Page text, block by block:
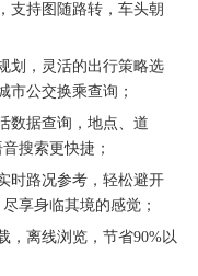
持图随路转，车头朝
划，灵活的出行策略选
市公交换乘查询；
数据查询，地点、道
搜索更快捷；
时路况参考，轻松避开
享身临其境的感觉；
离线浏览，节省90%以